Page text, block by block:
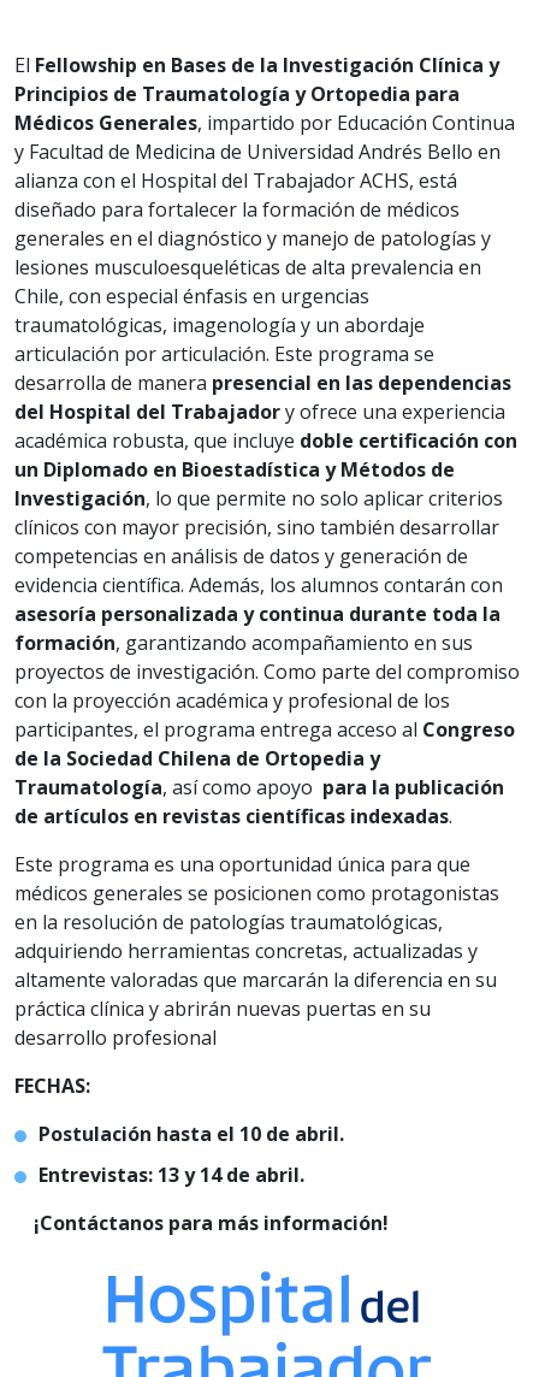
El Fellowship en Bases de la Investigación Clínica y
Principios de Traumatología y Ortopedia para
Médicos Generales, impartido por Educación Continua
y Facultad de Medicina de Universidad Andrés Bello en
alianza con el Hospital del Trabajador ACHS, está
diseñado para fortalecer la formación de médicos
generales en el diagnóstico y manejo de patologías y
lesiones musculoesqueléticas de alta prevalencia en
Chile, con especial énfasis en urgencias
traumatológicas, imagenología y un abordaje
articulación por articulación. Este programa se
desarrolla de manera presencial en las dependencias
del Hospital del Trabajadory ofrece una experiencia
académica robusta, que incluye doble certificación con
un Diplomado en Bioestadística y Métodos de
Investigación, lo que permite no solo aplicar criterios
clínicos con mayor precisión, sino también desarrollar
competencias en análisis de datos y generación de
evidencia científica. Además, los alumnos contarán con
asesoría personalizada y continua durante toda la
formación, garantizando acompañamiento en sus
proyectos de investigación. Como parte del compromiso
con la proyección académica y profesional de los
participantes, el programa entrega acceso al Congreso
de la Sociedad Chilena de Ortopedia y
Traumatología, así como apoyo para la publicación
de artículos en revistas científicas indexadas.
Este programa es una oportunidad única para que
médicos generales se posicionen como protagonistas
en la resolución de patologías traumatológicas,
adquiriendo herramientas concretas, actualizadas y
altamente valoradas que marcarán la diferencia en su
práctica clínica y abrirán nuevas puertas en su
desarrollo profesional
FECHAS:
Postulación hasta el 10 de abril.
Entrevistas: 13 y 14 de abril.
¡Contáctanos para más información!